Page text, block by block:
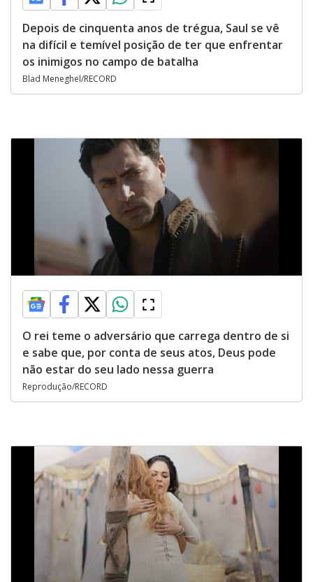
Depois de cinquenta anos de trégua, Saul se vê
na difícil e temível posição de ter que enfrentar
os inimigos no campo de batalha
Blad Meneghel/RECORD
O rei teme o adversário que carrega dentro de si
e sabe que, por conta de seus atos, Deus pode
não estar do seu lado nessa guerra
Reprodução/RECORD